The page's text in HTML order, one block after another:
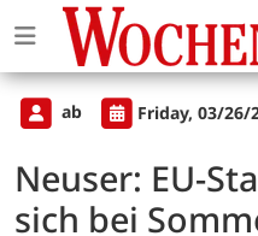
ab Friday, 03/26/
Neuser: EU-
sich bei